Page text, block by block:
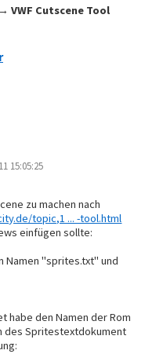
→ VWF Cutscene Tool
15:05:25
zu machen nach
topic,1 ... -tool.html
einfügen sollte:
Namen "sprites.txt" und
habe den Namen der Rom
des Spritestextdokument